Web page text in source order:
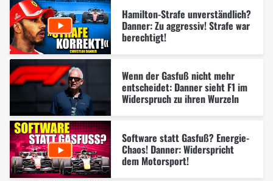
Hamilton-Strafe unverständlich?
Danner: Zu aggressiv! Strafe war
berechtigt!
Wenn der Gasfuß nicht mehr
entscheidet: Danner sieht F1 im
Widerspruch zu ihren Wurzeln
Software statt Gasfuß? Energie-
Chaos! Danner: Widerspricht
dem Motorsport!